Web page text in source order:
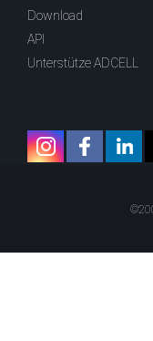
Download
API
Unterstütze ADCELL